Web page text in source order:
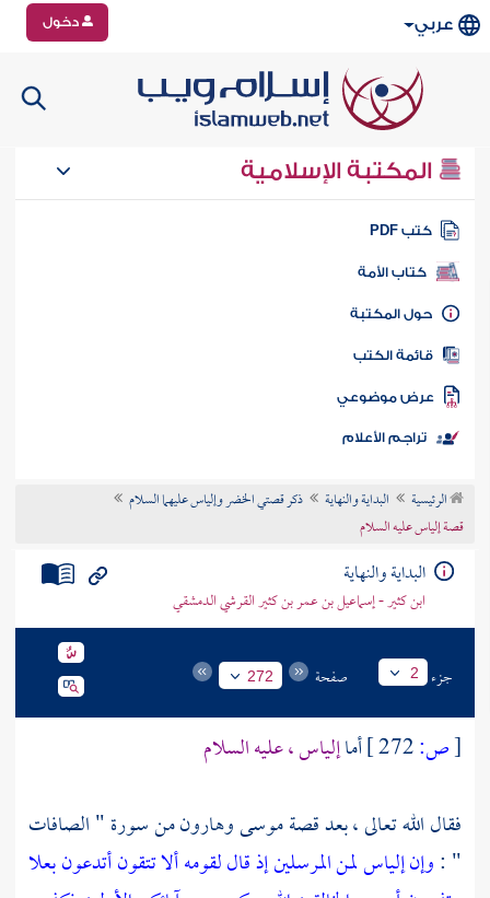
عربي دخول
المكتبة الإسلامية
كتب PDF
كتاب الأمة
المكتبة
الكتب
موضوعي
تراجم الأعلام
الرئيسية البداية والنهاية
ذكر قصتي الخضر وإلياس عليهما السلام
قصة إلياس عليه السلام
البداية والنهاية
ابن كثير - إسماعيل بن عمر بن كثير القرشي الدمشقي
جزء 2 صفحة 272
[ص: أماإلياس، عليه السلام
فقال الله تعالى ، بعد قصةموسىوهارونمن سورة " الصافات
" :وإن إلياس لمن المرسلين إذ قال لقومه ألا تتقون أتدعون بعلا